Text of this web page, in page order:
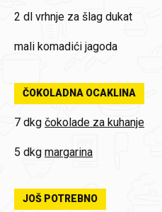
2 dl vrhnje za šlag dukat
mali komadići jagoda
ČOKOLADNA OCAKLINA
7 dkg čokolade za kuhanje
5 dkg margarina
JOŠ POTREBNO